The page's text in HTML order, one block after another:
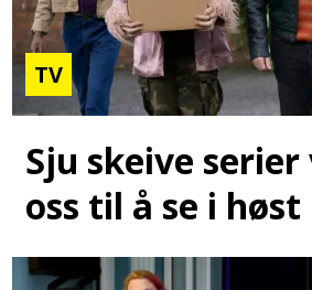
TV
Sju skeive
oss til å se i høst